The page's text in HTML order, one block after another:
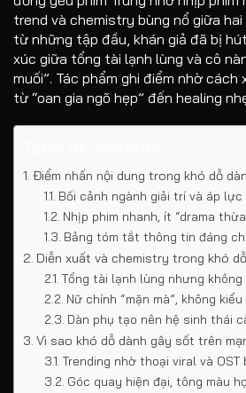
trend và chemistry bùng nổ giữa hai
từ những tập đầu, khán giả đã bị
xúc giữa tổng tài lạnh lùng và cô
muối”. Tác phẩm ghi điểm nhờ cách
từ “oan gia ngõ hẹp” đến healing
Điểm nhấn nội dung trong khó dỗ
Bối cảnh ngành giải trí và áp lực
Nhịp phim nhanh, ít “drama
Bảng tóm tắt thông tin đáng
Diễn xuất và chemistry trong khó
Tổng tài lạnh lùng nhưng không
Nữ chính “mặn mà”, không
Dàn phụ tạo nên hệ sinh thái
Vì sao khó dỗ dành gây sốt trên
Trending nhờ thoại viral và OST
Góc quay hiện đại, tông màu